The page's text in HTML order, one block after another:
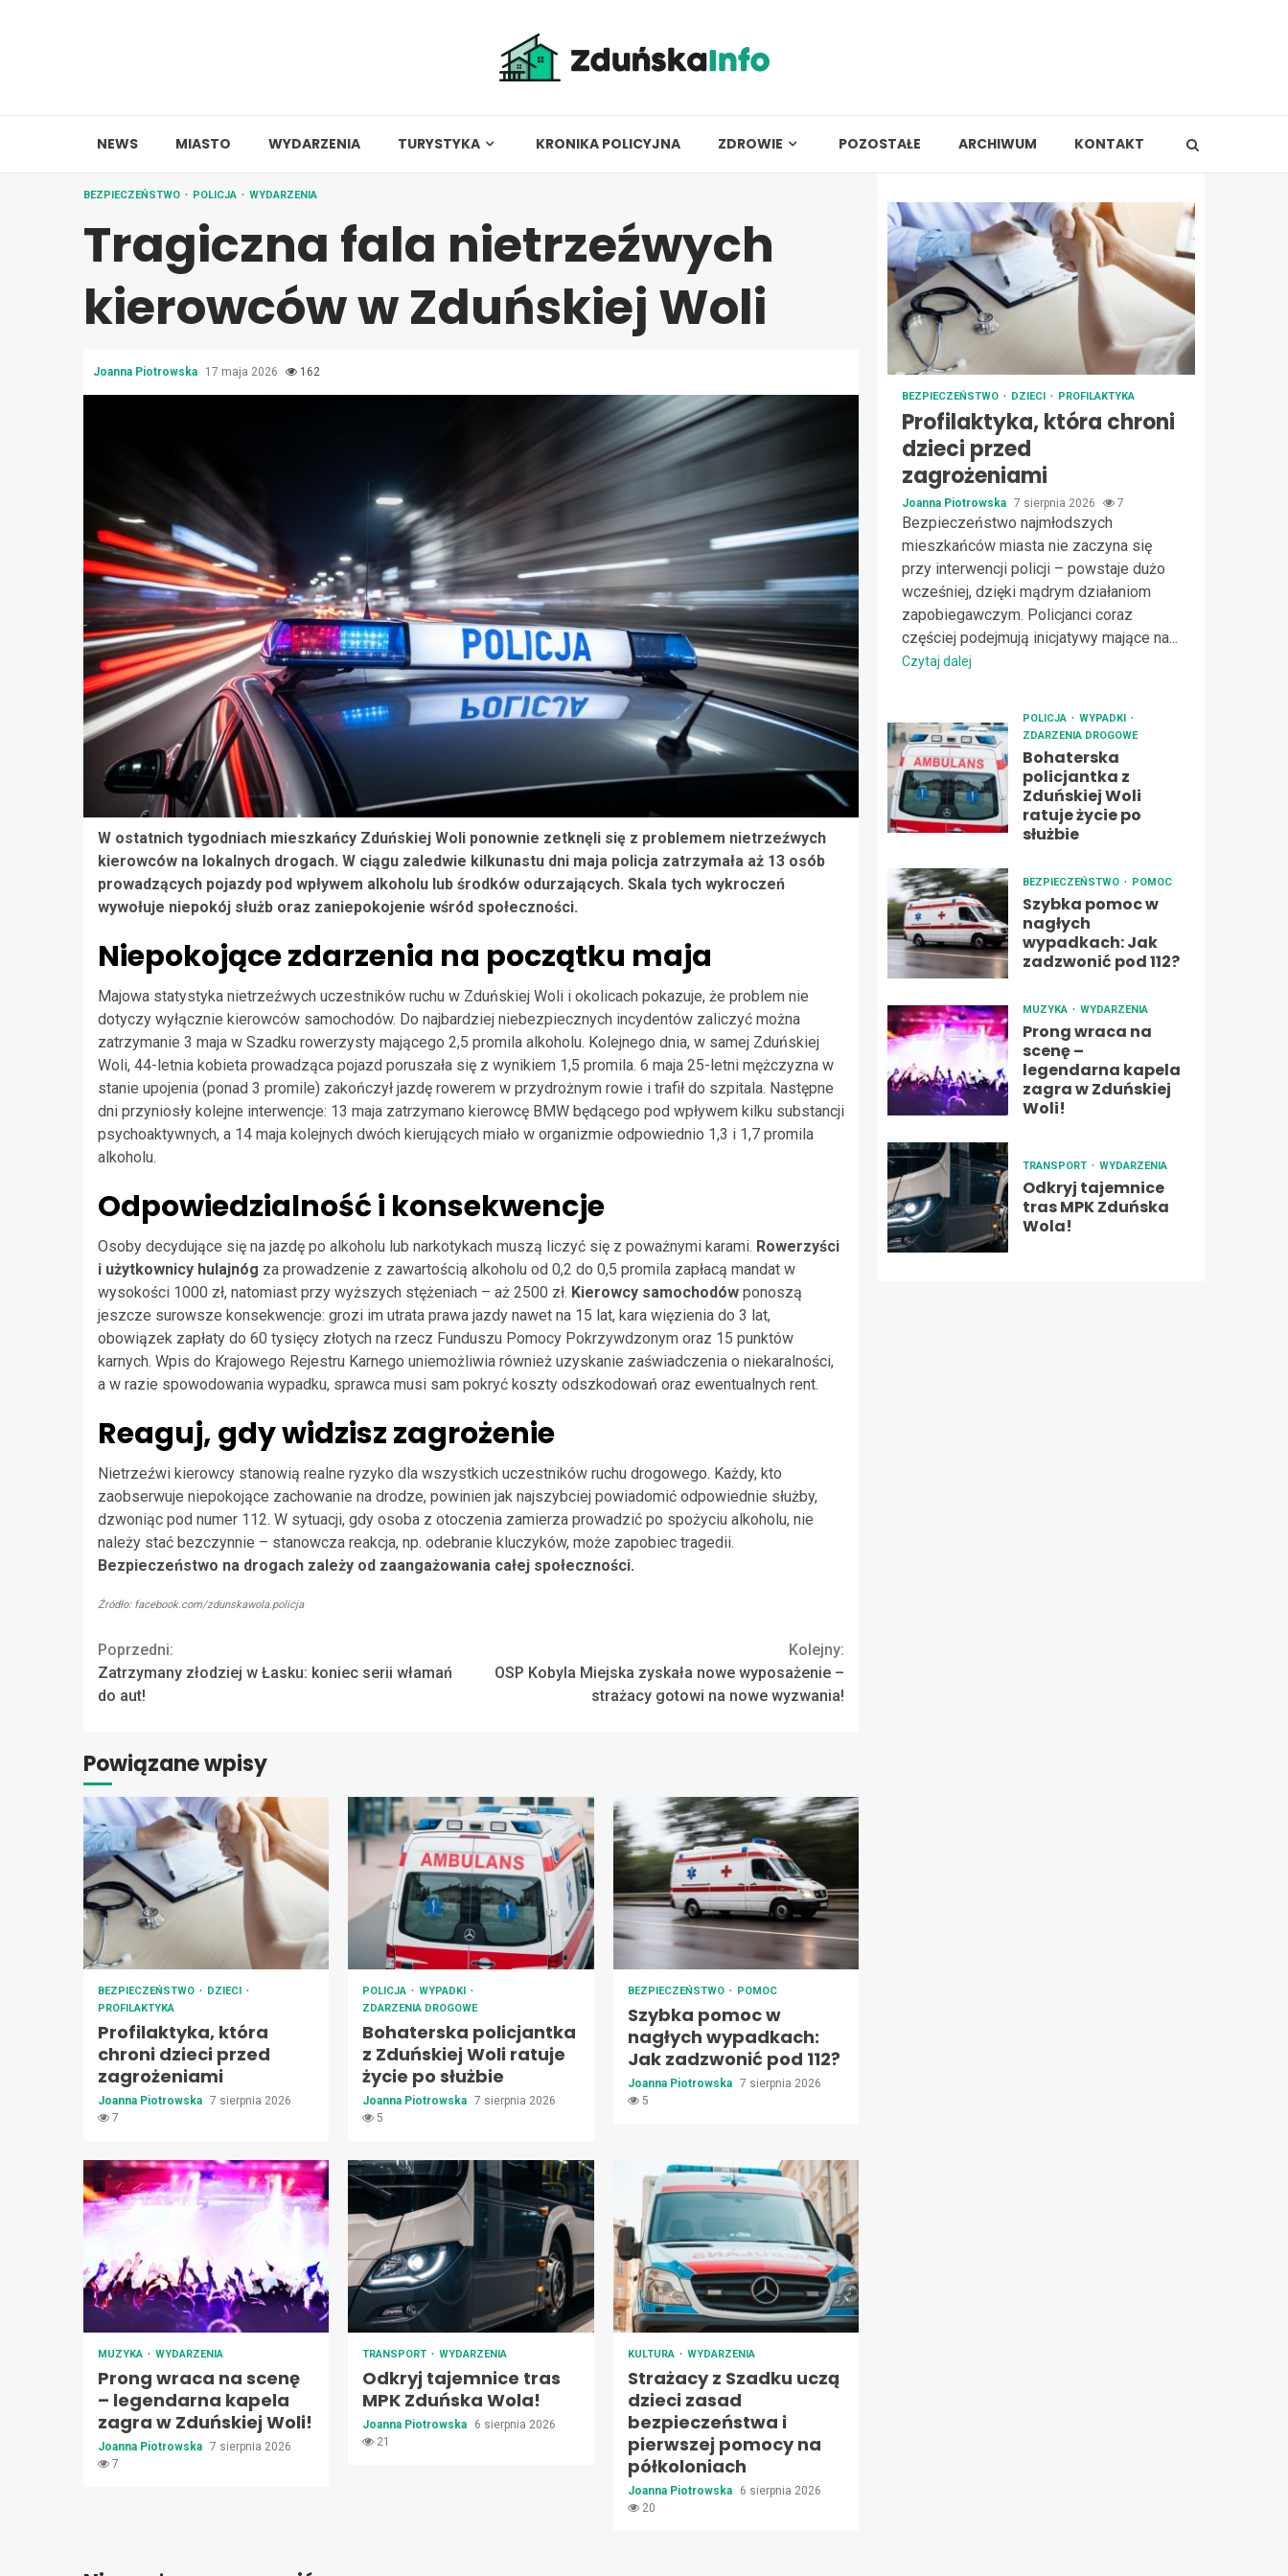
NEWS MIASTO WYDARZENIA TURYSTYKA KRONIKA POLICYJNA ZDROWIE POZOSTAŁE ARCHIWUM KONTAKT
BEZPIECZEŃSTWO POLICJA WYDARZENIA
Tragiczna fala nietrzeźwych
kierowców w Zduńskiej Woli
Joanna Piotrowska 17 maja 2026 162
W ostatnich tygodniach mieszkańcy Zduńskiej Woli ponownie zetknęli się z problemem nietrzeźwych
kierowców na lokalnych drogach. W ciągu zaledwie kilkunastu dni maja policja zatrzymała aż 13 osób
prowadzących pojazdy pod wpływem alkoholu lub środków odurzających. Skala tych wykroczeń
wywołuje niepokój służb oraz zaniepokojenie wśród społeczności.
Niepokojące zdarzenia na początku maja
Majowa statystyka nietrzeźwych uczestników ruchu w Zduńskiej Woli i okolicach pokazuje, że problem nie
dotyczy wyłącznie kierowców samochodów. Do najbardziej niebezpiecznych incydentów zaliczyć można
zatrzymanie 3 maja w Szadku rowerzysty mającego 2,5 promila alkoholu. Kolejnego dnia, w samej Zduńskiej
Woli, 44-letnia kobieta prowadząca pojazd poruszała się z wynikiem 1,5 promila. 6 maja 25-letni mężczyzna w
stanie upojenia (ponad 3 promile) zakończył jazdę rowerem w przydrożnym rowie i trafił do szpitala. Następne
dni przyniosły kolejne interwencje: 13 maja zatrzymano kierowcę BMW będącego pod wpływem kilku substancji
psychoaktywnych, a 14 maja kolejnych dwóch kierujących miało w organizmie odpowiednio 1,3 i 1,7 promila
alkoholu.
Odpowiedzialność i konsekwencje
Osoby decydujące się na jazdę po alkoholu lub narkotykach muszą liczyć się z poważnymi karami. Rowerzyści
i użytkownicy hulajnóg za prowadzenie z zawartością alkoholu od 0,2 do 0,5 promila zapłacą mandat w
wysokości 1000 zł, natomiast przy wyższych stężeniach – aż 2500 zł. Kierowcy samochodów ponoszą
jeszcze surowsze konsekwencje: grozi im utrata prawa jazdy nawet na 15 lat, kara więzienia do 3 lat,
obowiązek zapłaty do 60 tysięcy złotych na rzecz Funduszu Pomocy Pokrzywdzonym oraz 15 punktów
karnych. Wpis do Krajowego Rejestru Karnego uniemożliwia również uzyskanie zaświadczenia o niekaralności,
a w razie spowodowania wypadku, sprawca musi sam pokryć koszty odszkodowań oraz ewentualnych rent.
Reaguj, gdy widzisz zagrożenie
Nietrzeźwi kierowcy stanowią realne ryzyko dla wszystkich uczestników ruchu drogowego. Każdy, kto
zaobserwuje niepokojące zachowanie na drodze, powinien jak najszybciej powiadomić odpowiednie służby,
dzwoniąc pod numer 112. W sytuacji, gdy osoba z otoczenia zamierza prowadzić po spożyciu alkoholu, nie
należy stać bezczynnie – stanowcza reakcja, np. odebranie kluczyków, może zapobiec tragedii.
Bezpieczeństwo na drogach zależy od zaangażowania całej społeczności.
Źródło: facebook.com/zdunskawola.policja
Continue
Reading
Poprzedni:
Zatrzymany złodziej w Łasku: koniec serii włamań
do aut!
Kolejny:
OSP Kobyla Miejska zyskała nowe wyposażenie –
strażacy gotowi na nowe wyzwania!
Powiązane wpisy
BEZPIECZEŃSTWO
DZIECI
PROFILAKTYKA
Profilaktyka, która
chroni dzieci przed
zagrożeniami
Joanna Piotrowska 7 sierpnia 2026
7
POLICJA
WYPADKI
ZDARZENIA DROGOWE
Bohaterska policjantka
z Zduńskiej Woli ratuje
życie po służbie
Joanna Piotrowska 7 sierpnia 2026
5
BEZPIECZEŃSTWO POMOC
Szybka pomoc w
nagłych wypadkach:
Jak zadzwonić pod 112?
Joanna Piotrowska 7 sierpnia 2026
5
MUZYKA WYDARZENIA
Prong wraca na scenę
– legendarna kapela
zagra w Zduńskiej Woli!
Joanna Piotrowska 7 sierpnia 2026
7
TRANSPORT WYDARZENIA
Odkryj tajemnice tras
MPK Zduńska Wola!
Joanna Piotrowska
6 sierpnia 2026
21
KULTURA WYDARZENIA
Strażacy z Szadku uczą
dzieci zasad
bezpieczeństwa i
pierwszej pomocy na
półkoloniach
Joanna Piotrowska
6 sierpnia 2026
20
BEZPIECZEŃSTWO DZIECI PROFILAKTYKA
Profilaktyka, która chroni
dzieci przed
zagrożeniami
Joanna Piotrowska 7 sierpnia 2026 7
Bezpieczeństwo najmłodszych
mieszkańców miasta nie zaczyna się
przy interwencji policji – powstaje dużo
wcześniej, dzięki mądrym działaniom
zapobiegawczym. Policjanci coraz
częściej podejmują inicjatywy mające na...
Czytaj dalej
POLICJA
WYPADKI
ZDARZENIA DROGOWE
Bohaterska
policjantka z
Zduńskiej Woli
ratuje życie po
służbie
BEZPIECZEŃSTWO POMOC
Szybka pomoc w
nagłych
wypadkach: Jak
zadzwonić pod 112?
MUZYKA WYDARZENIA
Prong wraca na
scenę –
legendarna kapela
zagra w Zduńskiej
Woli!
TRANSPORT WYDARZENIA
Odkryj tajemnice
tras MPK Zduńska
Wola!